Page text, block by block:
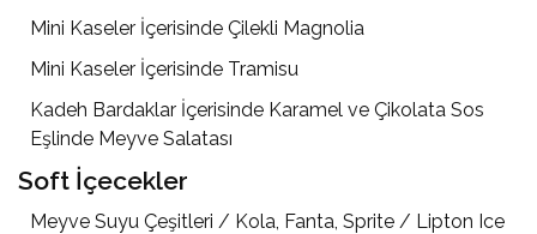
Mini Kaseler İçerisinde Çilekli Magnolia
Mini Kaseler İçerisinde Tramisu
Kadeh Bardaklar İçerisinde Karamel ve Çikolata Sos
Eşlinde Meyve Salatası
Soft İçecekler
Meyve Suyu Çeşitleri / Kola, Fanta, Sprite / Lipton Ice